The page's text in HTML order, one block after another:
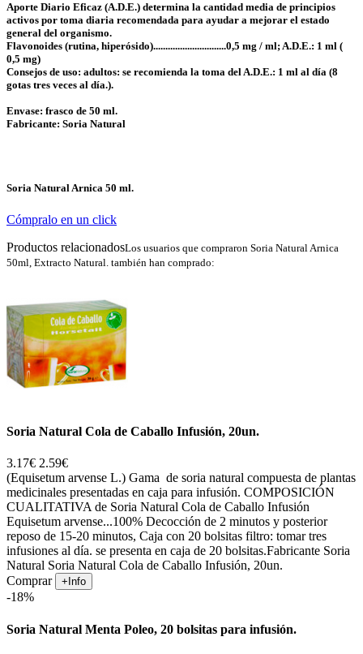
Aporte Diario Eficaz (A.D.E.) determina la cantidad media de principios
activos por toma diaria recomendada para ayudar a mejorar el estado
general del organismo.
Flavonoides (rutina, hiperósido)..............................0,5 mg / ml; A.D.E.: 1 ml (
0,5 mg)
Consejos de uso: adultos: se recomienda la toma del A.D.E.: 1 ml al día (8
gotas tres veces al día.).
Envase: frasco de 50 ml.
Fabricante: Soria Natural
Soria Natural Arnica 50 ml.
Cómpralo en un click
Productos relacionadosLos usuarios que compraron Soria Natural Arnica
50ml, Extracto Natural. también han comprado:
Soria Natural Cola de Caballo Infusión, 20un.
3.17€ 2.59€
(Equisetum arvense L.) Gama de soria natural compuesta de plantas
medicinales presentadas en caja para infusión. COMPOSICIÓN
CUALITATIVA de Soria Natural Cola de Caballo Infusión
Equisetum arvense...100% Decocción de 2 minutos y posterior
reposo de 15-20 minutos, Caja con 20 bolsitas filtro: tomar tres
infusiones al día. se presenta en caja de 20 bolsitas.Fabricante Soria
Natural Soria Natural Cola de Caballo Infusión, 20un.
Comprar
+Info
-18%
Soria Natural Menta Poleo, 20 bolsitas para infusión.